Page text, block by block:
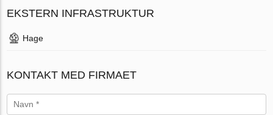
EKSTERN INFRASTRUKTUR
Hage
KONTAKT MED FIRMAET